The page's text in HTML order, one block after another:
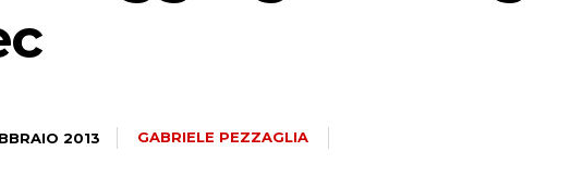
2013 GABRIELE PEZZAGLIA